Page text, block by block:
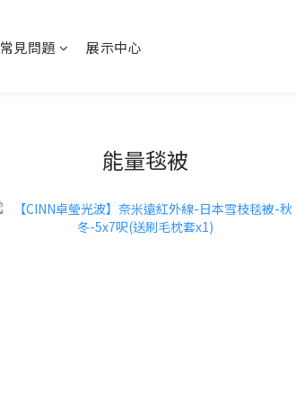
常見問題 展示中心
能量毯被